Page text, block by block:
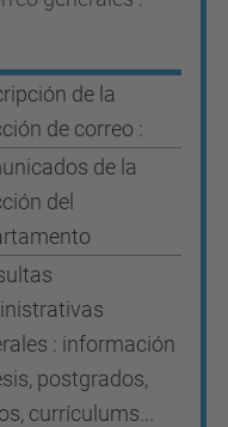
de la
de correo :
de la
del
: información
postgrados,
currículums...